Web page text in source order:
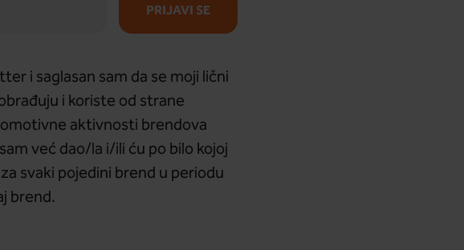
PRIJAVI SE
i saglasan sam da se moji lični
i koriste od strane
aktivnosti brendova
već dao/la i/ili ću po bilo kojoj
svaki pojedini brend u periodu
brend.